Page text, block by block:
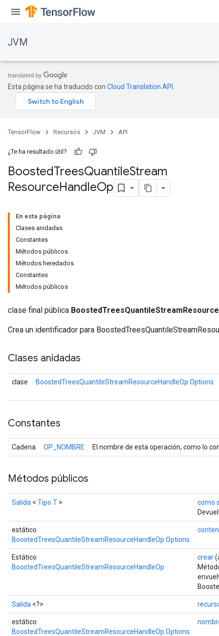
JVM
Esta página se ha traducido con Cloud Translation API
TensorFlow Recursos JVM API
¿Te ha resultado útil?
BoostedTreesQuantileStream
ResourceHandleOp
En esta página
Clases anidadas
Constantes
Métodos públicos
Métodos heredados
Constantes
Métodos públicos
clase final pública
Crea un identificador para
Clases anidadas
clase BoostedTreesQuantileStreamResourceHandleOp.Options
Constantes
Cadena OP_NOMBRE El nombre de esta operación, como lo
Métodos públicos
Salida < Tipo T >
como
estático
BoostedTreesQuantileStreamResourceHandleOp.Options
Estático
BoostedTreesQuantileStreamResourceHandleOp
crear
Salida <?>
estático
BoostedTreesQuantileStreamResourceHandleOp.Options